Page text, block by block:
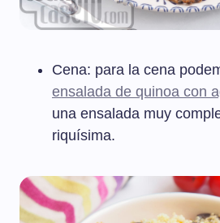
Cena: para la cena
ensalada de quinoa con
una ensalada muy
riquísima.